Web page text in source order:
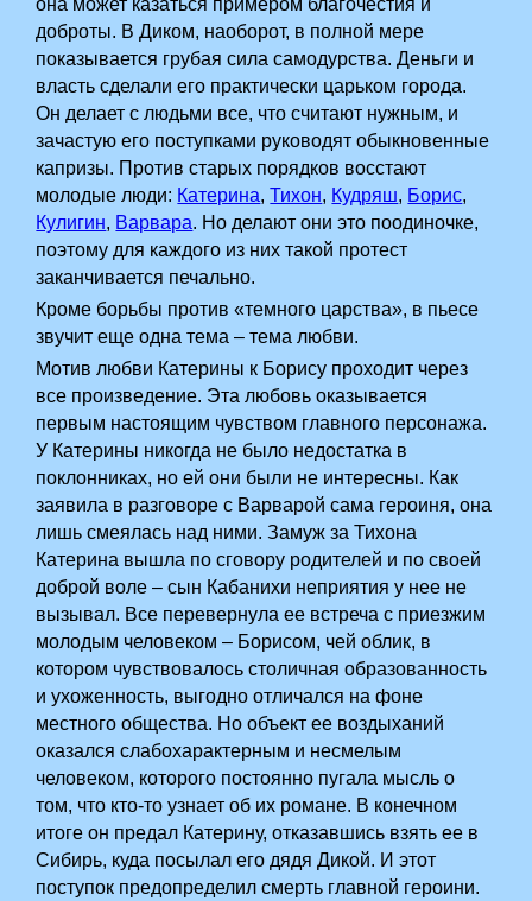
она может казаться примером благочестия и
доброты.­ В Диком, наоборот, в полной мере
показывается грубая сила самодурства. Деньги и
власть сделали его практически царьком города.
Он делает с людьми все, что считают нужным, и
зачастую его поступками руководят обыкновенные
капризы.­ Против старых порядков восстают
молодые люди: Катерина,Тихон,­ Кудряш, Борис,
Кулигин, Варвара. Но делают они это поодиночке,
поэтому для каждого из них такой протест
заканчивается печально.­­ ­
Кроме борьбы против «темного царства», в пьесе
звучит еще одна тема – тема любви.­­­
Мотив любви Катерины к Борису проходит через
все произведение. Эта любовь оказывается
первым настоящим чувством главного персонажа.
У Катерины никогда не было недостатка в
поклонниках, но ей они были не интересны. Как
заявила в разговоре с Варварой сама героиня, она
лишь смеялась над ними. Замуж за Тихона
Катерина вышла по сговору родителей и по своей
доброй воле – сын Кабанихи неприятия у нее не
вызывал. Все перевернула ее встреча с приезжим
молодым человеком – Борисом, чей облик, в
котором чувствовалось столичная образованность
и ухоженность, выгодно отличался на фоне
местного общества. Но объект ее воздыханий
оказался слабохарактерным и несмелым
человеком, которого постоянно пугала мысль о
том, что кто-то узнает об их романе. В конечном
итоге он предал Катерину, отказавшись взять ее в
Сибирь, куда посылал его дядя Дикой. И этот
поступок предопределил смерть главной героини.